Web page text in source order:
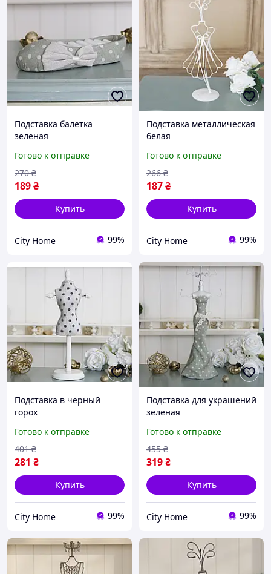
Подставка балетка
зеленая
Готово к отправке
189₴
270 ₴
Купить
City Home 99%
Подставка металлическая
белая
Готово к отправке
187₴
266 ₴
Купить
City Home 99%
Подставка в черный
горох
Готово к отправке
281 ₴
401 ₴
Купить
City Home 99%
Подставка для украшений
зеленая
Готово к отправке
319₴
455 ₴
Купить
City Home 99%